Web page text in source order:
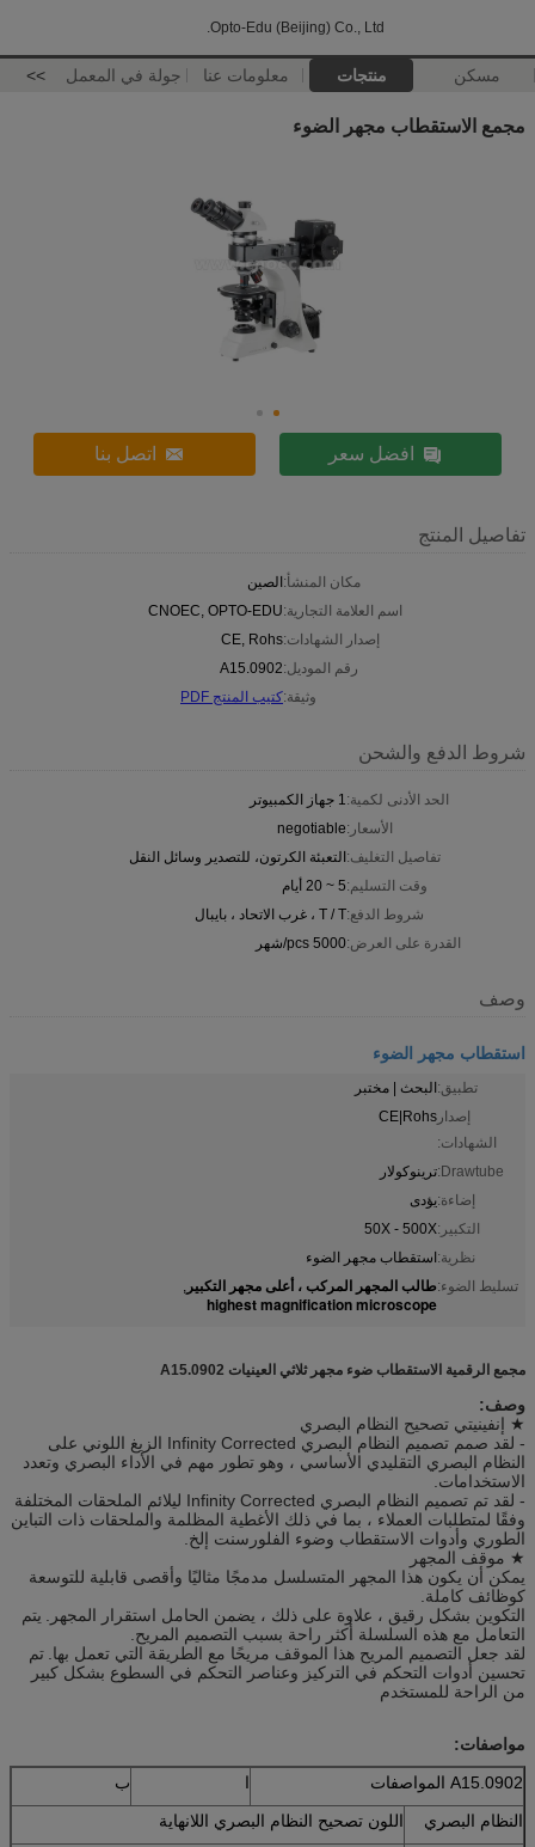
Opto-Edu (Beijing) Co., Ltd.
مسكن منتجات معلومات عنا جولة في المعمل >>
مجمع الاستقطاب مجهر الضوء
افضل سعر اتصل بنا
تفاصيل المنتج
مكان المنشأ:الصين
اسم العلامة التجارية:CNOEC, OPTO-EDU
إصدار الشهادات:CE, Rohs
رقم الموديل:A15.0902
وثيقة:كتيب المنتج PDF
شروط الدفع والشحن
الحد الأدنى لكمية:1 جهاز الكمبيوتر
الأسعار:negotiable
تفاصيل التغليف:التعبئة الكرتون، للتصدير وسائل النقل
وقت التسليم:5 ~ 20 أيام
شروط الدفع:T / T ، غرب الاتحاد ، بايبال
القدرة على العرض:5000 pcs/شهر
وصف
استقطاب مجهر الضوء
تطبيق:البحث | مختبر
إصدار
الشهادات:
CE|Rohs
Drawtube: ترينوكولار
إضاءة:يؤدى
التكبير:50X - 500X
نظرية:استقطاب مجهر الضوء
تسليط الضوء:طالب المجهر المركب ، أعلى مجهر التكبير ,
highest magnification microscope
مجمع الرقمية الاستقطاب ضوء مجهر ثلاثي العينيات A15.0902
وصف:
★ إنفينيتي تصحيح النظام البصري
- لقد صمم تصميم النظام البصري Infinity Corrected الزيغ اللوني على
النظام البصري التقليدي الأساسي ، وهو تطور مهم في الأداء البصري وتعدد
الاستخدامات.
- لقد تم تصميم النظام البصري Infinity Corrected ليلائم الملحقات المختلفة
وفقًا لمتطلبات العملاء ، بما في ذلك الأغطية المظلمة والملحقات ذات التباين
الطوري وأدوات الاستقطاب وضوء الفلورسنت إلخ.
★ موقف المجهر
يمكن أن يكون هذا المجهر المتسلسل مدمجًا مثاليًا وأقصى قابلية للتوسعة
كوظائف كاملة.
التكوين بشكل رقيق ، علاوة على ذلك ، يضمن الحامل استقرار المجهر.
يتم
التعامل مع هذه السلسلة أكثر راحة بسبب التصميم المريح.
لقد جعل التصميم المريح هذا الموقف مريحًا مع الطريقة التي تعمل بها. تم
تحسين أدوات التحكم في التركيز وعناصر التحكم في السطوع بشكل كبير
من الراحة للمستخدم
مواصفات:
A15.0902 المواصفات
ا
ب
النظام البصري
اللون تصحيح النظام البصري اللانهاية